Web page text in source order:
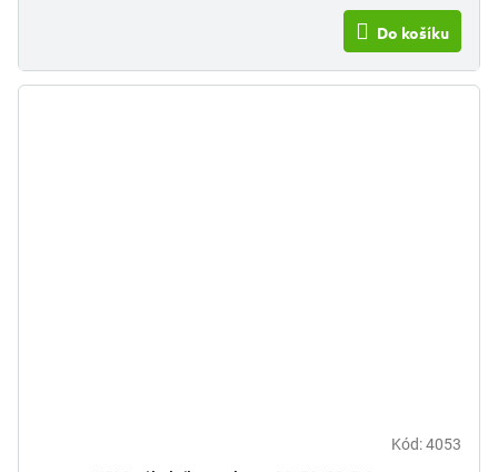
Do košíku
Kód:4053